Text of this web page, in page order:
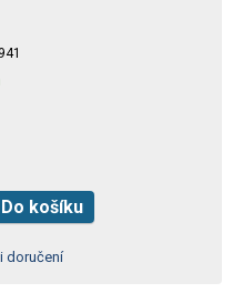
Do košíku
doručení